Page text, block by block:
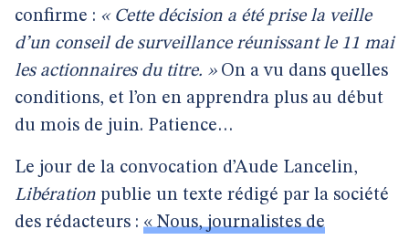
confirme : « Cette décision a été prise la veille
d’un conseil de surveillance réunissant le 11 mai
les actionnaires du titre. »On a vu dans quelles
conditions, et l’on en apprendra plus au début
du mois de juin. Patience…
Le jour de la convocation d’Aude Lancelin,
Libération publie un texte rédigé par la société
des rédacteurs : « Nous, journalistes de